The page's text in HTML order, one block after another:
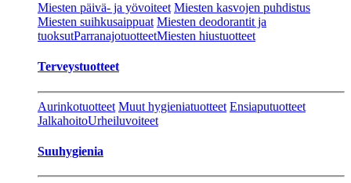
Miesten päivä- ja yövoiteet Miesten kasvojen puhdistus
Miesten suihkusaippuat Miesten deodorantit ja
tuoksutParranajotuotteetMiesten hiustuotteet
Terveystuotteet
Aurinkotuotteet Muut hygieniatuotteet Ensiaputuotteet
JalkahoitoUrheiluvoiteet
Suuhygienia